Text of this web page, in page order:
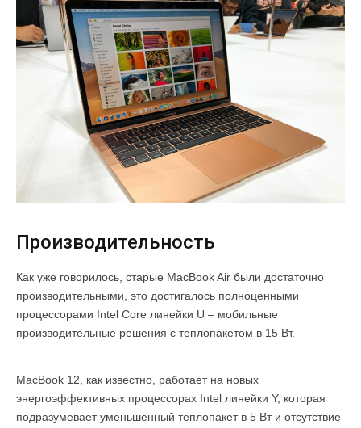
Производительность
Как уже говорилось, старые MacBook Air были достаточно
производительными, это достигалось полноценными
процессорами Intel Core линейки U – мобильные
производительные решения с теплопакетом в 15 Вт.
MacBook 12, как известно, работает на новых
энергоэффективных процессорах Intel линейки Y, которая
подразумевает уменьшенный теплопакет в 5 Вт и отсутствие